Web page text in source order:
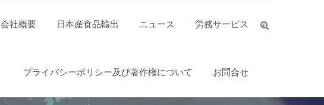
会社概要 日本産食品輸出 ニュース 労務サービス
プライバシーポリシー及び著作権について お問合せ